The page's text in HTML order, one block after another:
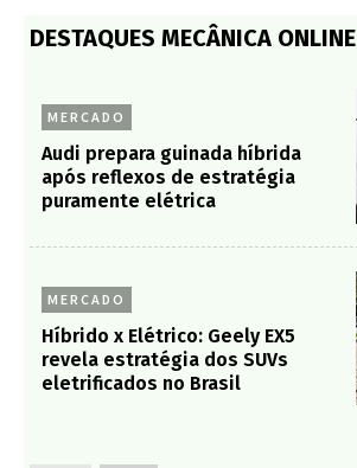
DESTAQUES MECÂNICA ONLINE
MERCADO
Audi prepara guinada híbrida
após reflexos de estratégia
puramente elétrica
MERCADO
Híbrido x Elétrico: Geely EX5
revela estratégia dos SUVs
eletrificados no Brasil